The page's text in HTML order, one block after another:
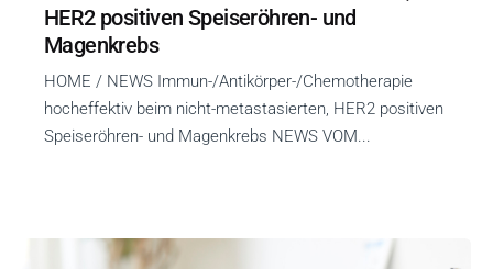
HER2 positiven Speiseröhren- und
Magenkrebs
HOME / NEWS Immun-/Antikörper-/Chemotherapie
hocheffektiv beim nicht-metastasierten, HER2 positiven
Speiseröhren- und Magenkrebs NEWS VOM...